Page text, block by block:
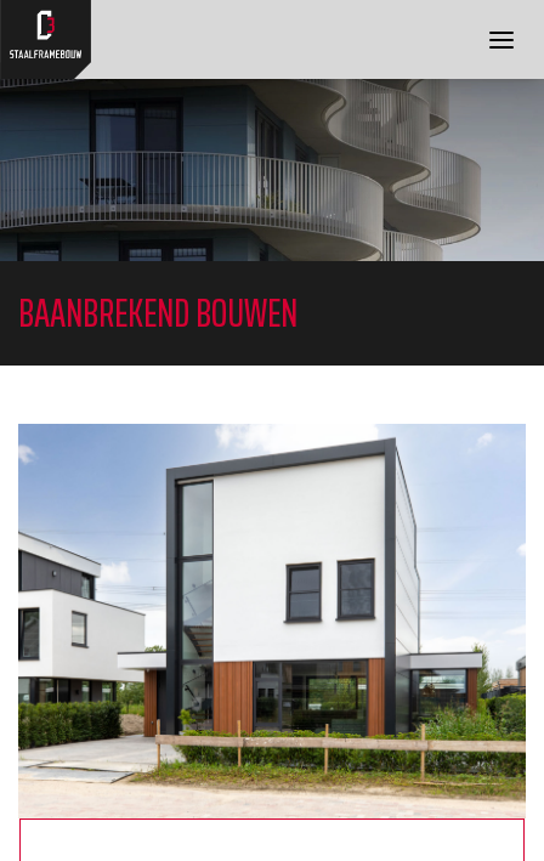
OVER ONS
DIENSTEN
PROJECTEN
BLOG
FAQ
BAANBREKEND BOUWEN